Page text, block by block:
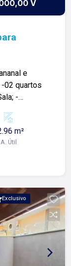
V
e
-
Lagom²
A. Útil
Exclusivo